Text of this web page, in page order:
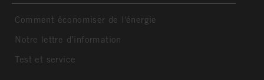
Comment économiser de l'énergie
Notre lettre d’information
Test et service